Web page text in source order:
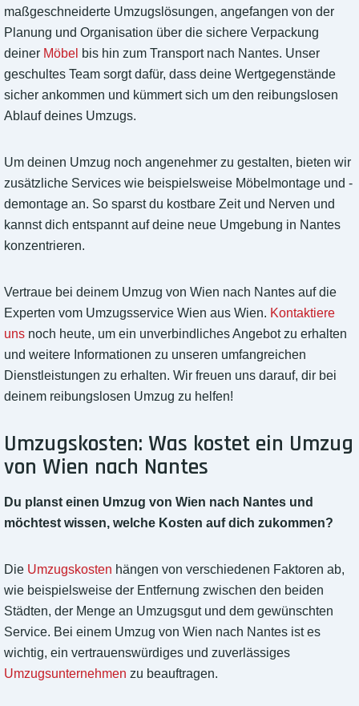
maßgeschneiderte Umzugslösungen, angefangen von der
Planung und Organisation über die sichere Verpackung
deiner Möbel bis hin zum Transport nach Nantes. Unser
geschultes Team sorgt dafür, dass deine Wertgegenstände
sicher ankommen und kümmert sich um den reibungslosen
Ablauf deines Umzugs.
Um deinen Umzug noch angenehmer zu gestalten, bieten wir
zusätzliche Services wie beispielsweise Möbelmontage und -
demontage an. So sparst du kostbare Zeit und Nerven und
kannst dich entspannt auf deine neue Umgebung in Nantes
konzentrieren.
Vertraue bei deinem Umzug von Wien nach Nantes auf die
Experten vom Umzugsservice Wien aus Wien. Kontaktiere
uns noch heute, um ein unverbindliches Angebot zu erhalten
und weitere Informationen zu unseren umfangreichen
Dienstleistungen zu erhalten. Wir freuen uns darauf, dir bei
deinem reibungslosen Umzug zu helfen!
Umzugskosten: Was kostet ein Umzug
von Wien nach Nantes
Du planst einen Umzug von Wien nach Nantes und
möchtest wissen, welche Kosten auf dich zukommen?
Die Umzugskosten hängen von verschiedenen Faktoren ab,
wie beispielsweise der Entfernung zwischen den beiden
Städten, der Menge an Umzugsgut und dem gewünschten
Service. Bei einem Umzug von Wien nach Nantes ist es
wichtig, ein vertrauenswürdiges und zuverlässiges
Umzugsunternehmen zu beauftragen.